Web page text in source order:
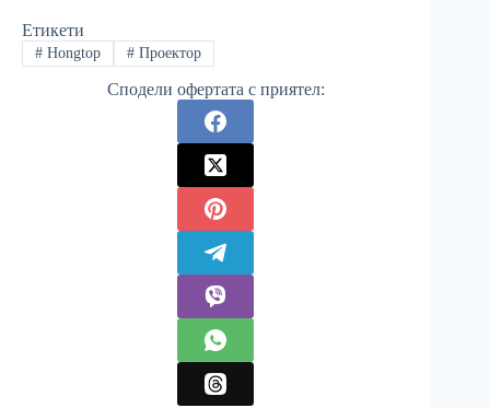
Етикети
#Hongtop #Проектор
Сподели офертата с приятел: